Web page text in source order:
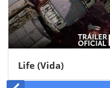
Life (Vida)